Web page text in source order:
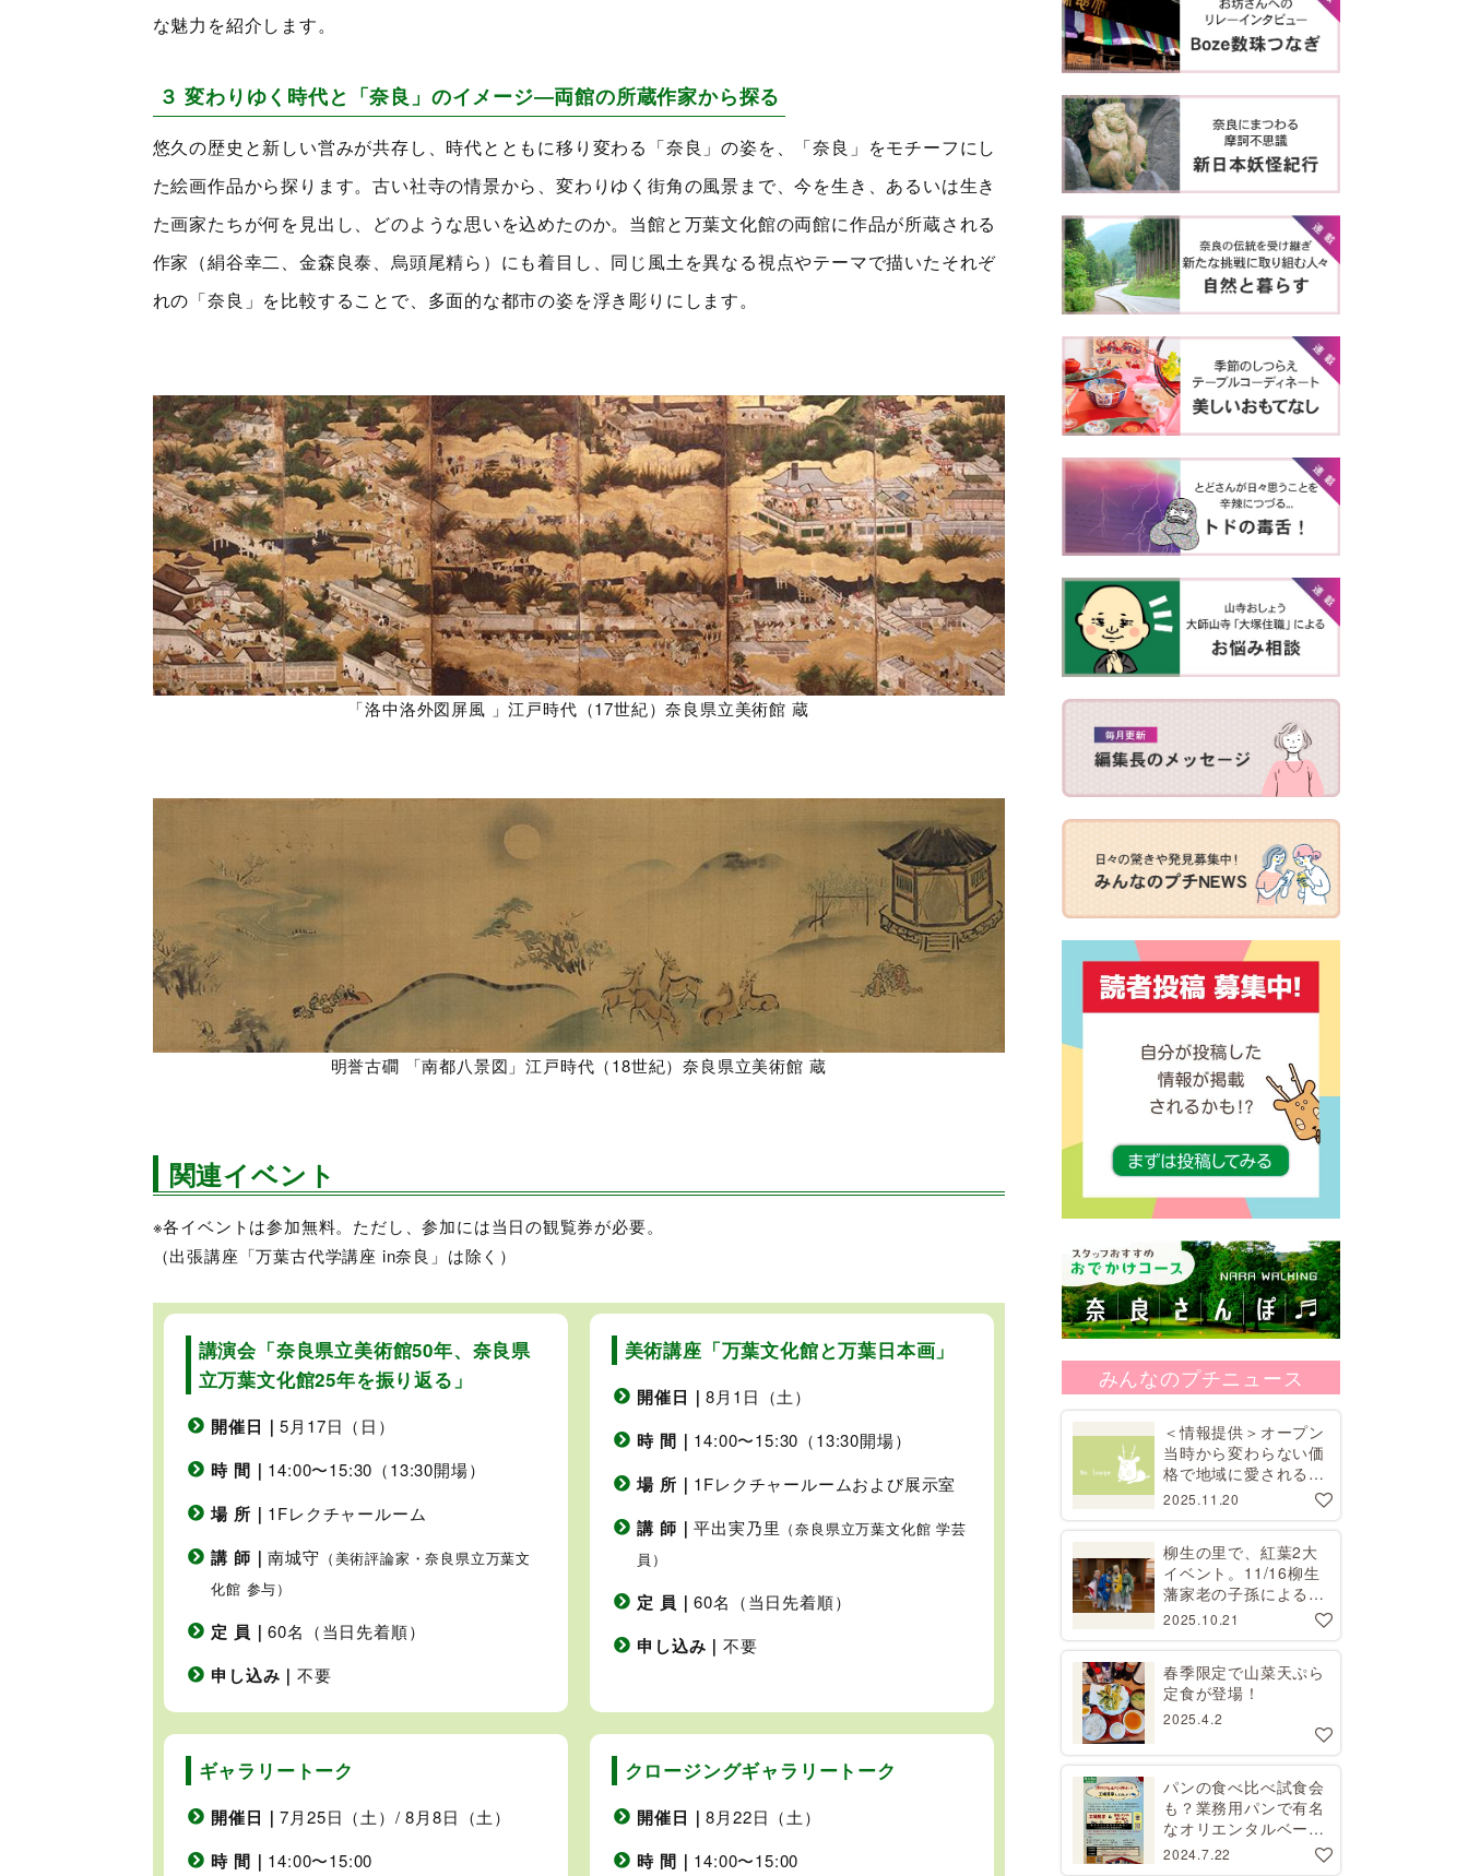
な魅力を紹介します。
３ 変わりゆく時代と「奈良」のイメージ―両館の所蔵作家から探る
悠久の歴史と新しい営みが共存し、時代とともに移り変わる「奈良」の姿を、「奈良」をモチーフにし
た絵画作品から探ります。古い社寺の情景から、変わりゆく街角の風景まで、今を生き、あるいは生き
た画家たちが何を見出し、どのような思いを込めたのか。当館と万葉文化館の両館に作品が所蔵される
作家（絹谷幸二、金森良泰、烏頭尾精ら）にも着目し、同じ風土を異なる視点やテーマで描いたそれぞ
れの「奈良」を比較することで、多面的な都市の姿を浮き彫りにします。
「洛中洛外図屏風 」江戸時代（17世紀）奈良県立美術館 蔵
明誉古磵 「南都八景図」江戸時代（18世紀）奈良県立美術館 蔵
関連イベント
※各イベントは参加無料。ただし、参加には当日の観覧券が必要。
（出張講座「万葉古代学講座 in奈良」は除く）
講演会「奈良県立美術館50年、奈良県
立万葉文化館25年を振り返る」
開催日｜5月17日（日）
時 間｜ 14:00〜15:30（13:30開場）
場 所｜ 1Fレクチャールーム
講 師｜南城守 （美術評論家・奈良県立万葉文
化館 参与）
定 員｜60名（当日先着順）
申し込み｜不要
美術講座「万葉文化館と万葉日本画」
開催日｜8月1日（土）
時 間｜ 14:00〜15:30（13:30開場）
場 所｜ 1Fレクチャールームおよび展示室
講 師｜平出実乃里 （奈良県立万葉文化館 学芸
員）
定 員｜60名（当日先着順）
申し込み｜不要
ギャラリートーク
開催日｜7月25日（土）/ 8月8日（土）
時 間｜ 14:00〜15:00
クロージングギャラリートーク
開催日｜8月22日（土）
時 間｜ 14:00〜15:00
みんなのプチニュース
＜情報提供＞オープン
当時から変わらない価
格で地域に愛される昭
和レトロな喫茶店
2025.11.20
柳生の里で、紅葉2大
イベント。11/16柳生
藩家老の子孫による講
演会、11/29コスプレ
2025.10.21
春季限定で山菜天ぷら
定食が登場！
2025.4.2
パンの食べ比べ試食会
も？業務用パンで有名
なオリエンタルベーカ
リーで工場見学開催
2024.7.22